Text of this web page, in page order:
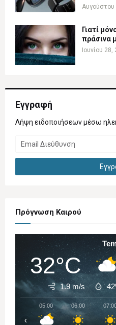
Αυγούστου
Γιατί
πράσινα
Ιουνίου 28,
Εγγραφή
Λήψη ειδοποιήσεων μέσω
Πρόγνωση Καιρού
32°C
1.9 m/s
05:00 06:00
‹